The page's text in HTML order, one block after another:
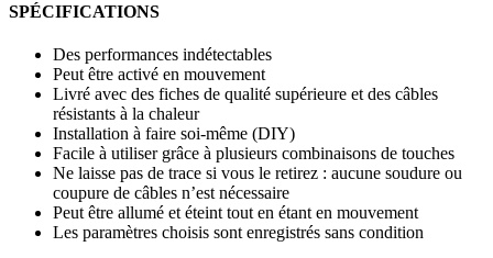
SPÉCIFICATIONS
Des performances indétectables
Peut être activé en mouvement
Livré avec des fiches de qualité supérieure et des câbles
résistants à la chaleur
Installation à faire soi-même (DIY)
Facile à utiliser grâce à plusieurs combinaisons de touches
Ne laisse pas de trace si vous le retirez : aucune soudure ou
coupure de câbles n’est nécessaire
Peut être allumé et éteint tout en étant en mouvement
Les paramètres choisis sont enregistrés sans condition